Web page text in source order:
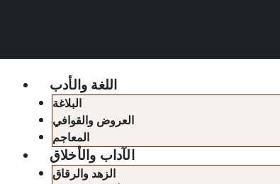
اللغة والأدب
البلاغة
العروض والقوافي
المعاجم
الآداب والأخلاق
الزهد والرقاق